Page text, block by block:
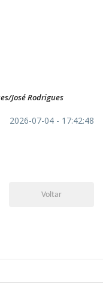
José Rodrigues
2026-07-04 - 17:42:48
Voltar